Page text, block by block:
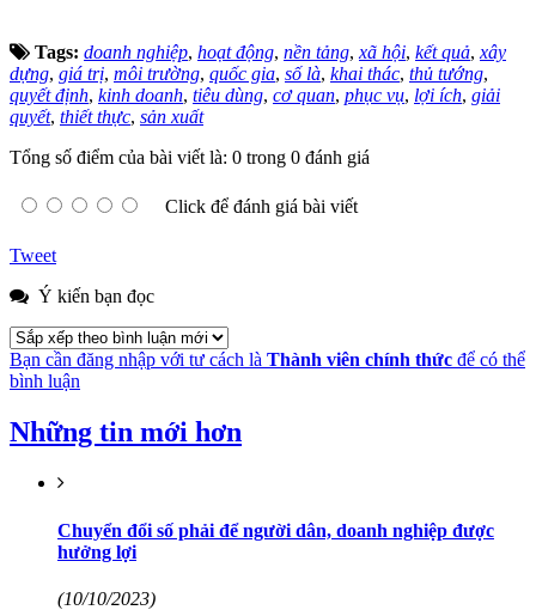
Tags: doanh nghiệp, hoạt động, nền tảng,xã hội, kết quả,xây
dựng, giá trị, môi trường, quốc gia, số là, khai thác, thủ tướng,
quyết định, kinh doanh, tiêu dùng, cơ quan, phục vụ, lợi ích, giải
quyết, thiết thực, sản xuất
Tổng số điểm của bài viết là: 0 trong 0 đánh giá
Click để đánh giá bài viết
Tweet
Ý kiến bạn đọc
Bạn cần đăng nhập với tư cách là Thành viên chính thức để có thể
bình luận
Những tin mới hơn
Chuyển đổi số phải để người dân, doanh nghiệp được
hưởng lợi
(10/10/2023)